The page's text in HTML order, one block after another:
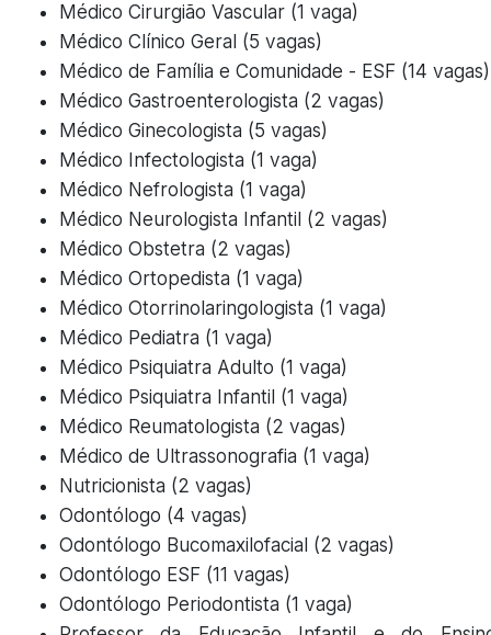
Médico Cirurgião Vascular (1 vaga)
Médico Clínico Geral (5 vagas)
Médico de Família e Comunidade - ESF (14 vagas)
Médico Gastroenterologista (2 vagas)
Médico Ginecologista (5 vagas)
Médico Infectologista (1 vaga)
Médico Nefrologista (1 vaga)
Médico Neurologista Infantil (2 vagas)
Médico Obstetra (2 vagas)
Médico Ortopedista (1 vaga)
Médico Otorrinolaringologista (1 vaga)
Médico Pediatra (1 vaga)
Médico Psiquiatra Adulto (1 vaga)
Médico Psiquiatra Infantil (1 vaga)
Médico Reumatologista (2 vagas)
Médico de Ultrassonografia (1 vaga)
Nutricionista (2 vagas)
Odontólogo (4 vagas)
Odontólogo Bucomaxilofacial (2 vagas)
Odontólogo ESF (11 vagas)
Odontólogo Periodontista (1 vaga)